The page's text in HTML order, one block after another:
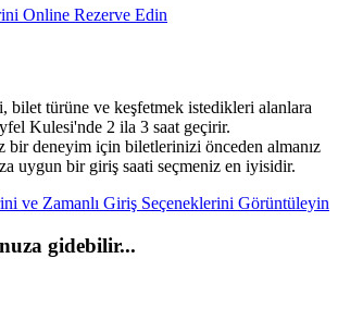
Online Rezerve Edin
bilet türüne ve keşfetmek istedikleri alanlara
Kulesi'nde 2 ila 3 saat geçirir.
bir deneyim için biletlerinizi önceden almanız
uygun bir giriş saati seçmeniz en iyisidir.
ve Zamanlı Giriş Seçeneklerini Görüntüleyin
gidebilir...